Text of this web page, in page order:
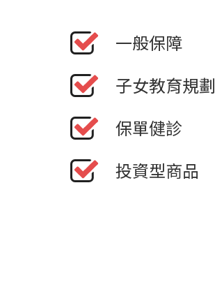
一般保障
子女教育規劃
保單健診
投資型商品